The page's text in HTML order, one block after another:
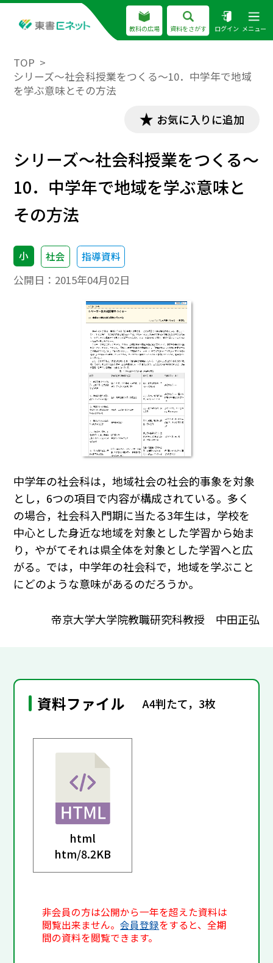
教科の広場 資料をさがす ログイン メニュー
TOP
シリーズ～社会科授業をつくる～10．中学年で地域
を学ぶ意味とその方法
お気に入りに追加
シリーズ～社会科授業をつくる～
10．中学年で地域を学ぶ意味と
その方法
小 社会 指導資料
公開日： 2015年04月02日
中学年の社会科は，地域社会の社会的事象を対象
とし，6つの項目で内容が構成されている。多く
の場合，社会科入門期に当たる3年生は，学校を
中心とした身近な地域を対象とした学習から始ま
り，やがてそれは県全体を対象とした学習へと広
がる。では，中学年の社会科で，地域を学ぶこと
にどのような意味があるのだろうか。
帝京大学大学院教職研究科教授 中田正弘
資料ファイル A4判たて，3枚
html
htm/8.2KB
非会員の方は公開から一年を超えた資料は
閲覧出来ません。会員登録をすると、全期
間の資料を閲覧できます。